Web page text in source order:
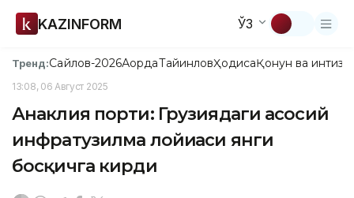
KAZINFORM ЎЗ
Тренд:Сайлов-2026АқордаТайинловҲодисаҚонун ва
13:08, 06 Август 2025
Анаклия порти: Грузиядаги асосий
инфратузилма лойиҳаси янги
босқичга кирди